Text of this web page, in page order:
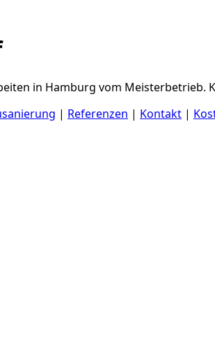
in Hamburg vom Meisterbetrieb.
| Referenzen | Kontakt |